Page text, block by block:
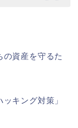
の資産を守るた
キング対策」